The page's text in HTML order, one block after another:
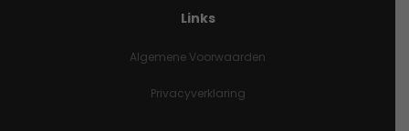
Links
Algemene Voorwaarden
Privacyverklaring